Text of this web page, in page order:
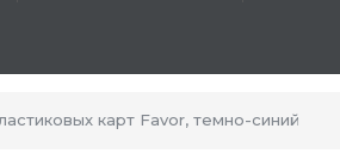
карт Favor, темно-синий